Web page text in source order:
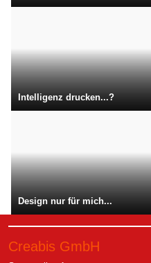
Intelligenz drucken...?
Design nur für mich...
Creabis GmbH